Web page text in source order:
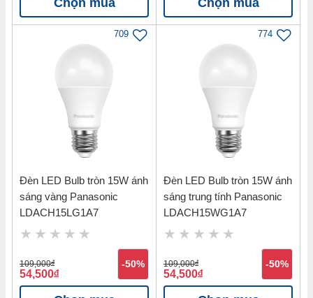
709
Đèn LED Bulb tròn 15W ánh
sáng vàng Panasonic
LDACH15LG1A7
109,000đ
54,500đ
-50%
774
Đèn LED Bulb tròn 15W ánh
sáng trung tính Panasonic
LDACH15WG1A7
109,000đ
54,500đ
-50%